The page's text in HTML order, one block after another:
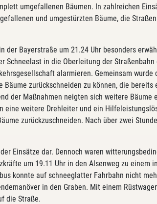
umgefallenen Bäumen. In zahlreichen
und umgestürzten Bäume, die
der Bayerstraße um 21.24 Uhr besonders
Schneelast in die Oberleitung der Straßenbahn
alarmieren. Gemeinsam wurde
Bäume zurückschneiden zu können, die bereits
der Maßnahmen neigten sich weitere Bäume
eine weitere Drehleiter und ein
zurückzuschneiden. Nach über zwei
Einsätze dar. Dennoch waren
um 19.11 Uhr in den Alsenweg zu einem
konnte auf schneeglatter Fahrbahn nicht
in den Graben. Mit einem
die Straße.